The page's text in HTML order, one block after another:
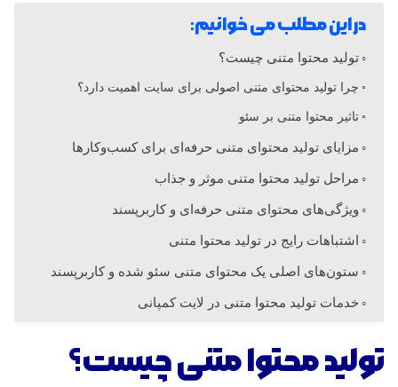
ی
س
ت
در این مطلب می خوانیم:
تولید محتوا متنی چیست؟
چرا تولید محتوای متنی اصولی برای سایت اهمیت دارد؟
تاثیر محتوا متنی بر سئو
مزایای تولید محتوای متنی حرفه‌ای برای کسب‌وکارها
مراحل تولید محتوا متنی موثر و جذاب
ویژگی‌های محتوای متنی حرفه‌ای و کاربرپسند
اشتباهات رایج در تولید محتوا متنی
ستون‌های اصلی یک محتوای متنی سئو شده و کاربرپسند
خدمات تولید محتوا متنی در لایت کمپانی
تولید محتوا متنی چیست؟